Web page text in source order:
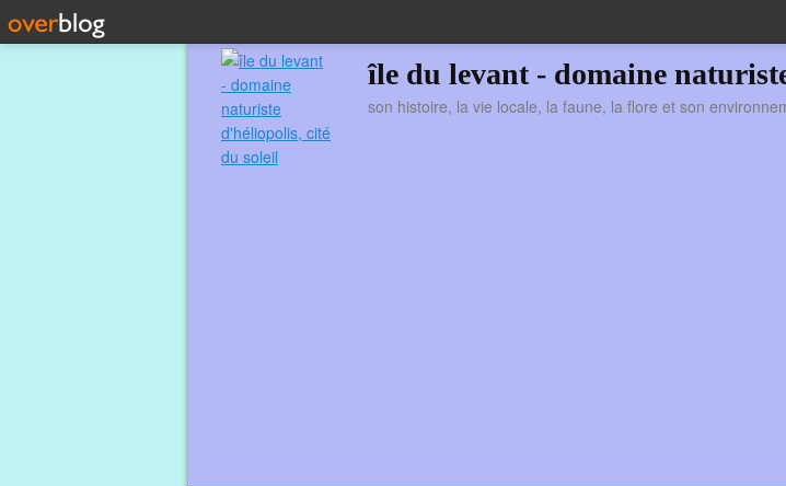
île du levant - domaine
son histoire, la vie locale, la faune, la flore et son